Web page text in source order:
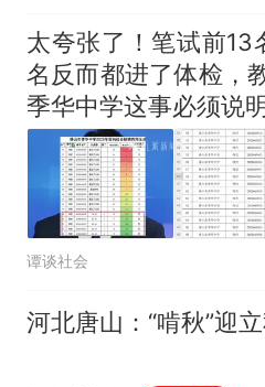
太夸张了！笔试前13
名反而都进了体检，
季华中学这事必须说
谭谈社会
河北唐山：“啃秋”迎